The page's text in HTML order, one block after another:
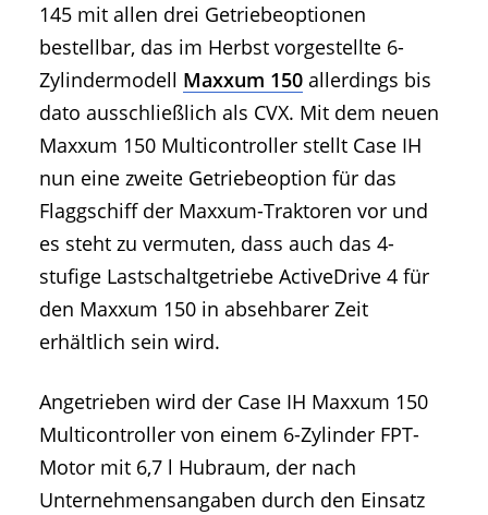
145 mit allen drei Getriebeoptionen
bestellbar, das im Herbst vorgestellte 6-
Zylindermodell Maxxum 150 allerdings bis
dato ausschließlich als CVX. Mit dem neuen
Maxxum 150 Multicontroller stellt Case IH
nun eine zweite Getriebeoption für das
Flaggschiff der Maxxum-Traktoren vor und
es steht zu vermuten, dass auch das 4-
stufige Lastschaltgetriebe ActiveDrive 4 für
den Maxxum 150 in absehbarer Zeit
erhältlich sein wird.
Angetrieben wird der Case IH Maxxum 150
Multicontroller von einem 6-Zylinder FPT-
Motor mit 6,7 l Hubraum, der nach
Unternehmensangaben durch den Einsatz